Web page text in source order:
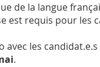
de la langue
est requis pour les
les
.